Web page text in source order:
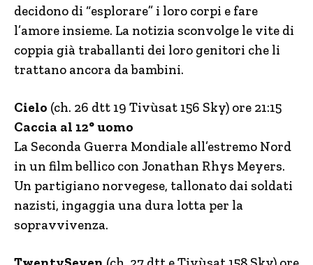
decidono di “esplorare” i loro corpi e fare
l’amore insieme. La notizia sconvolge le vite di
coppia già traballanti dei loro genitori che li
trattano ancora da bambini.
Cielo (ch. 26 dtt 19 Tivùsat 156 Sky) ore 21:15
Caccia al 12° uomo
La Seconda Guerra Mondiale all’estremo Nord
in un film bellico con Jonathan Rhys Meyers.
Un partigiano norvegese, tallonato dai soldati
nazisti, ingaggia una dura lotta per la
sopravvivenza.